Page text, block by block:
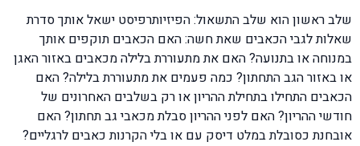
שלב ראשון הוא שלב התשאול: הפיזיותרפיסט ישאל אותך סדרת
שאלות לגבי הכאבים שאת חשה: האם הכאבים תוקפים אותך
במנוחה או בתנועה? האם את מתעוררת בלילה מכאבים באזור האגן
או באזור הגב התחתון? כמה פעמים את מתעוררת בלילה? האם
הכאבים התחילו בתחילת ההריון או רק בשלבים האחרונים של
חודשי ההריון? האם לפני ההריון סבלת מכאבי גב תחתון? האם
אובחנת כסובלת במלט דיסק עם או בלי הקרנות כאבים לרגליים?